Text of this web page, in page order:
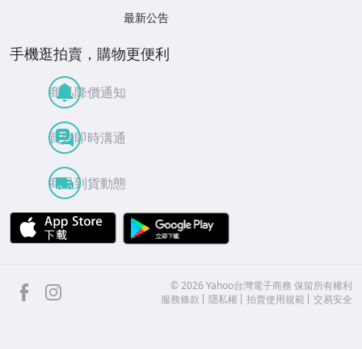
最新公告
手機逛拍賣，購物更便利
商品降價通知
買賣即時溝通
商品到貨動態
APP Store
facebook ©2026 Yahoo台灣電子商務 保留所有權利
服務條款
隱私權 拍賣使用規範 交易安全